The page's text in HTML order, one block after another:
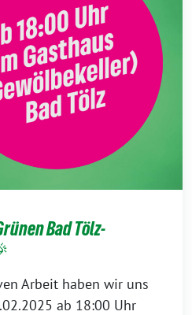
Bad Tölz-
Arbeit haben wir uns
ab 18:00 Uhr